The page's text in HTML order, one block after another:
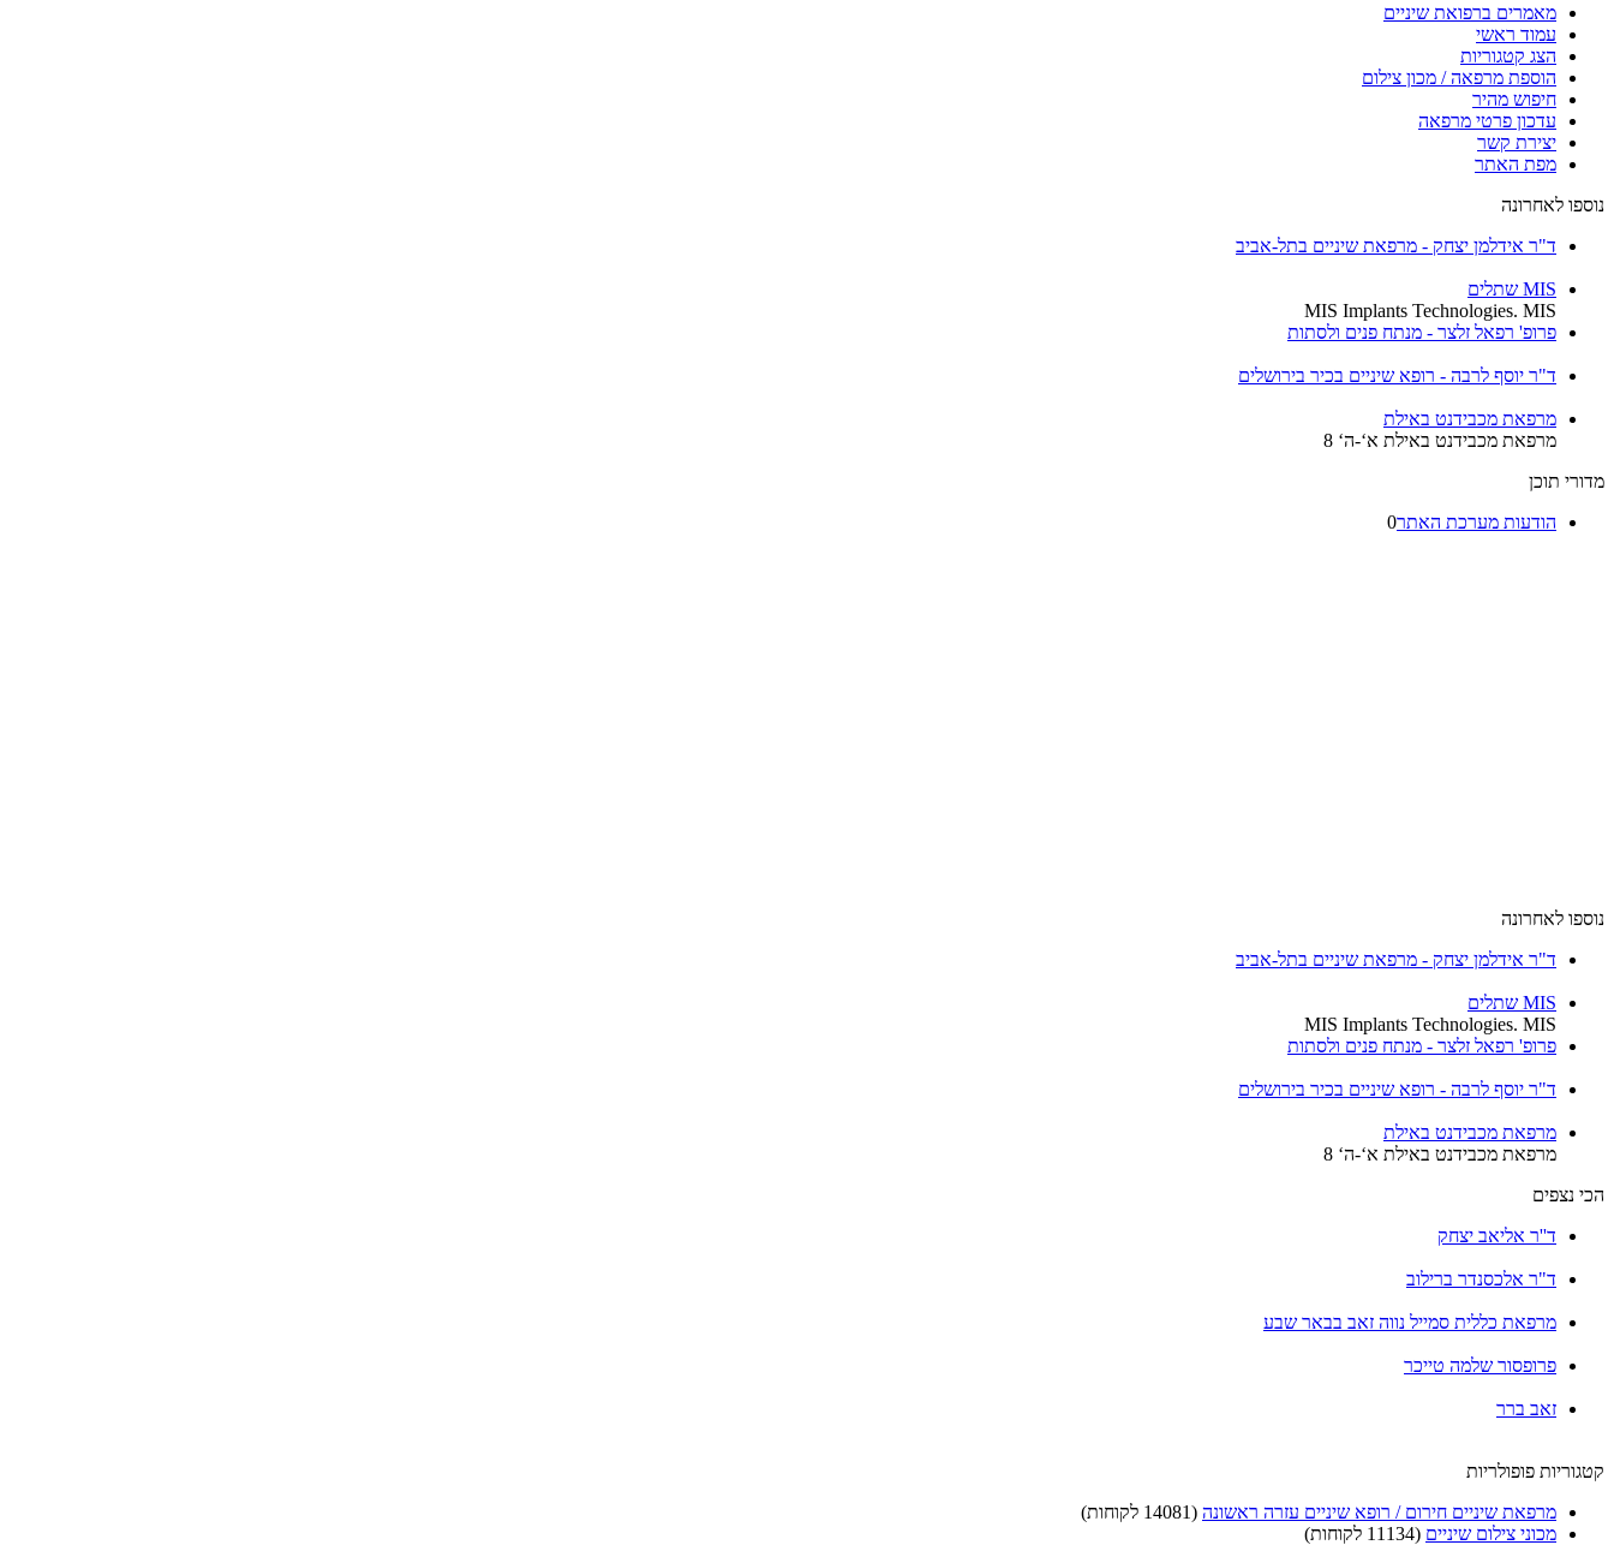
מאמרים ברפואת שיניים
עמוד ראשי
הצג קטגוריות
הוספת מרפאה / מכון צילום
חיפוש מהיר
עדכון פרטי מרפאה
יצירת קשר
מפת האתר
נוספו לאחרונה
ד"ר אידלמן יצחק - מרפאת שיניים בתל-אביב
MIS שתלים
MIS Implants Technologies. MIS
פרופ' רפאל זלצר - מנתח פנים ולסתות
ד"ר יוסף לרבה - רופא שיניים בכיר בירושלים
מרפאת מכבידנט באילת
מרפאת מכבידנט באילת א‘-ה‘ 8
מדורי תוכן
הודעות מערכת האתר0
נוספו לאחרונה
ד"ר אידלמן יצחק - מרפאת שיניים בתל-אביב
MIS שתלים
MIS Implants Technologies. MIS
פרופ' רפאל זלצר - מנתח פנים ולסתות
ד"ר יוסף לרבה - רופא שיניים בכיר בירושלים
מרפאת מכבידנט באילת
מרפאת מכבידנט באילת א‘-ה‘ 8
הכי נצפים
ד''ר אליאב יצחק
ד"ר אלכסנדר ברילוב
מרפאת כללית סמייל נווה זאב בבאר שבע
פרופסור שלמה טייכר
זאב ברר
קטגוריות פופולריות
מרפאת שיניים חירום / רופא שיניים עזרה ראשונה (14081 לקוחות)
מכוני צילום שיניים (11134 לקוחות)